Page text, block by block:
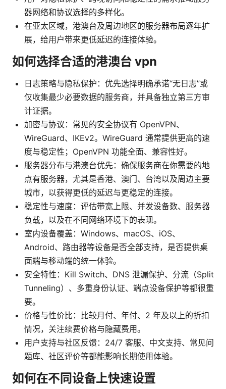
器网络和协议选择的多样化。
在亚太区域，港澳台及周边地区的服务器布局逐年扩
展，给用户带来更低延迟的连接体验。
如何选择合适的港澳台 vpn
日志策略与隐私保护：优先选择明确承诺“无日志”或
仅收集最少必要数据的服务商，并具备独立第三方审
计证据。
加密与协议：常见的安全协议有 OpenVPN、
WireGuard、IKEv2。WireGuard 通常提供更高的速
度与稳定性；OpenVPN 功能全面、兼容性好。
服务器分布与港澳台优先：确保服务商在你需要的地
点有服务器，尤其是香港、澳门、台湾以及周边主要
城市，以获得更低的延迟与更稳定的连接。
稳定性与速度：评估带宽上限、并发设备数、服务器
负载，以及在不同网络环境下的表现。
室内设备覆盖：Windows、macOS、iOS、
Android、路由器等设备是否全部支持，是否提供桌
面端与移动端的统一体验。
安全特性：Kill Switch、DNS 泄漏保护、分流（Split
Tunneling）、多重身份认证、端点设备保护等都很重
要。
价格与性价比：比较月付、年付、2 年及以上的折扣
情况，关注续费价格与隐藏费用。
用户支持与社区反馈：24/7 客服、中文支持、常见问
题库、社区评价等都能影响长期使用体验。
如何在不同设备上快速设置